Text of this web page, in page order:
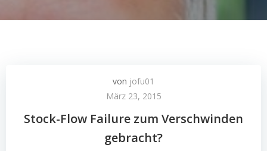
von jofu01
März 23, 2015
Stock-Flow Failure zum Verschwinden
gebracht?